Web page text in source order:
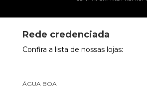
Rede credenciada
Confira a lista de nossas lojas:
ÁGUA BOA